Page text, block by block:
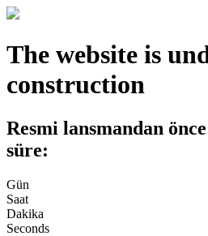
The website is
construction
Resmi lansmandan
süre:
Gün
Saat
Dakika
Seconds